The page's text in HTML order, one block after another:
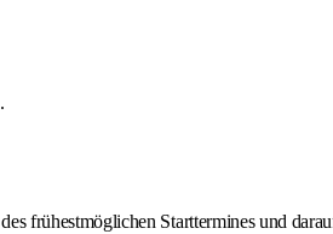
frühestmöglichen Starttermines und